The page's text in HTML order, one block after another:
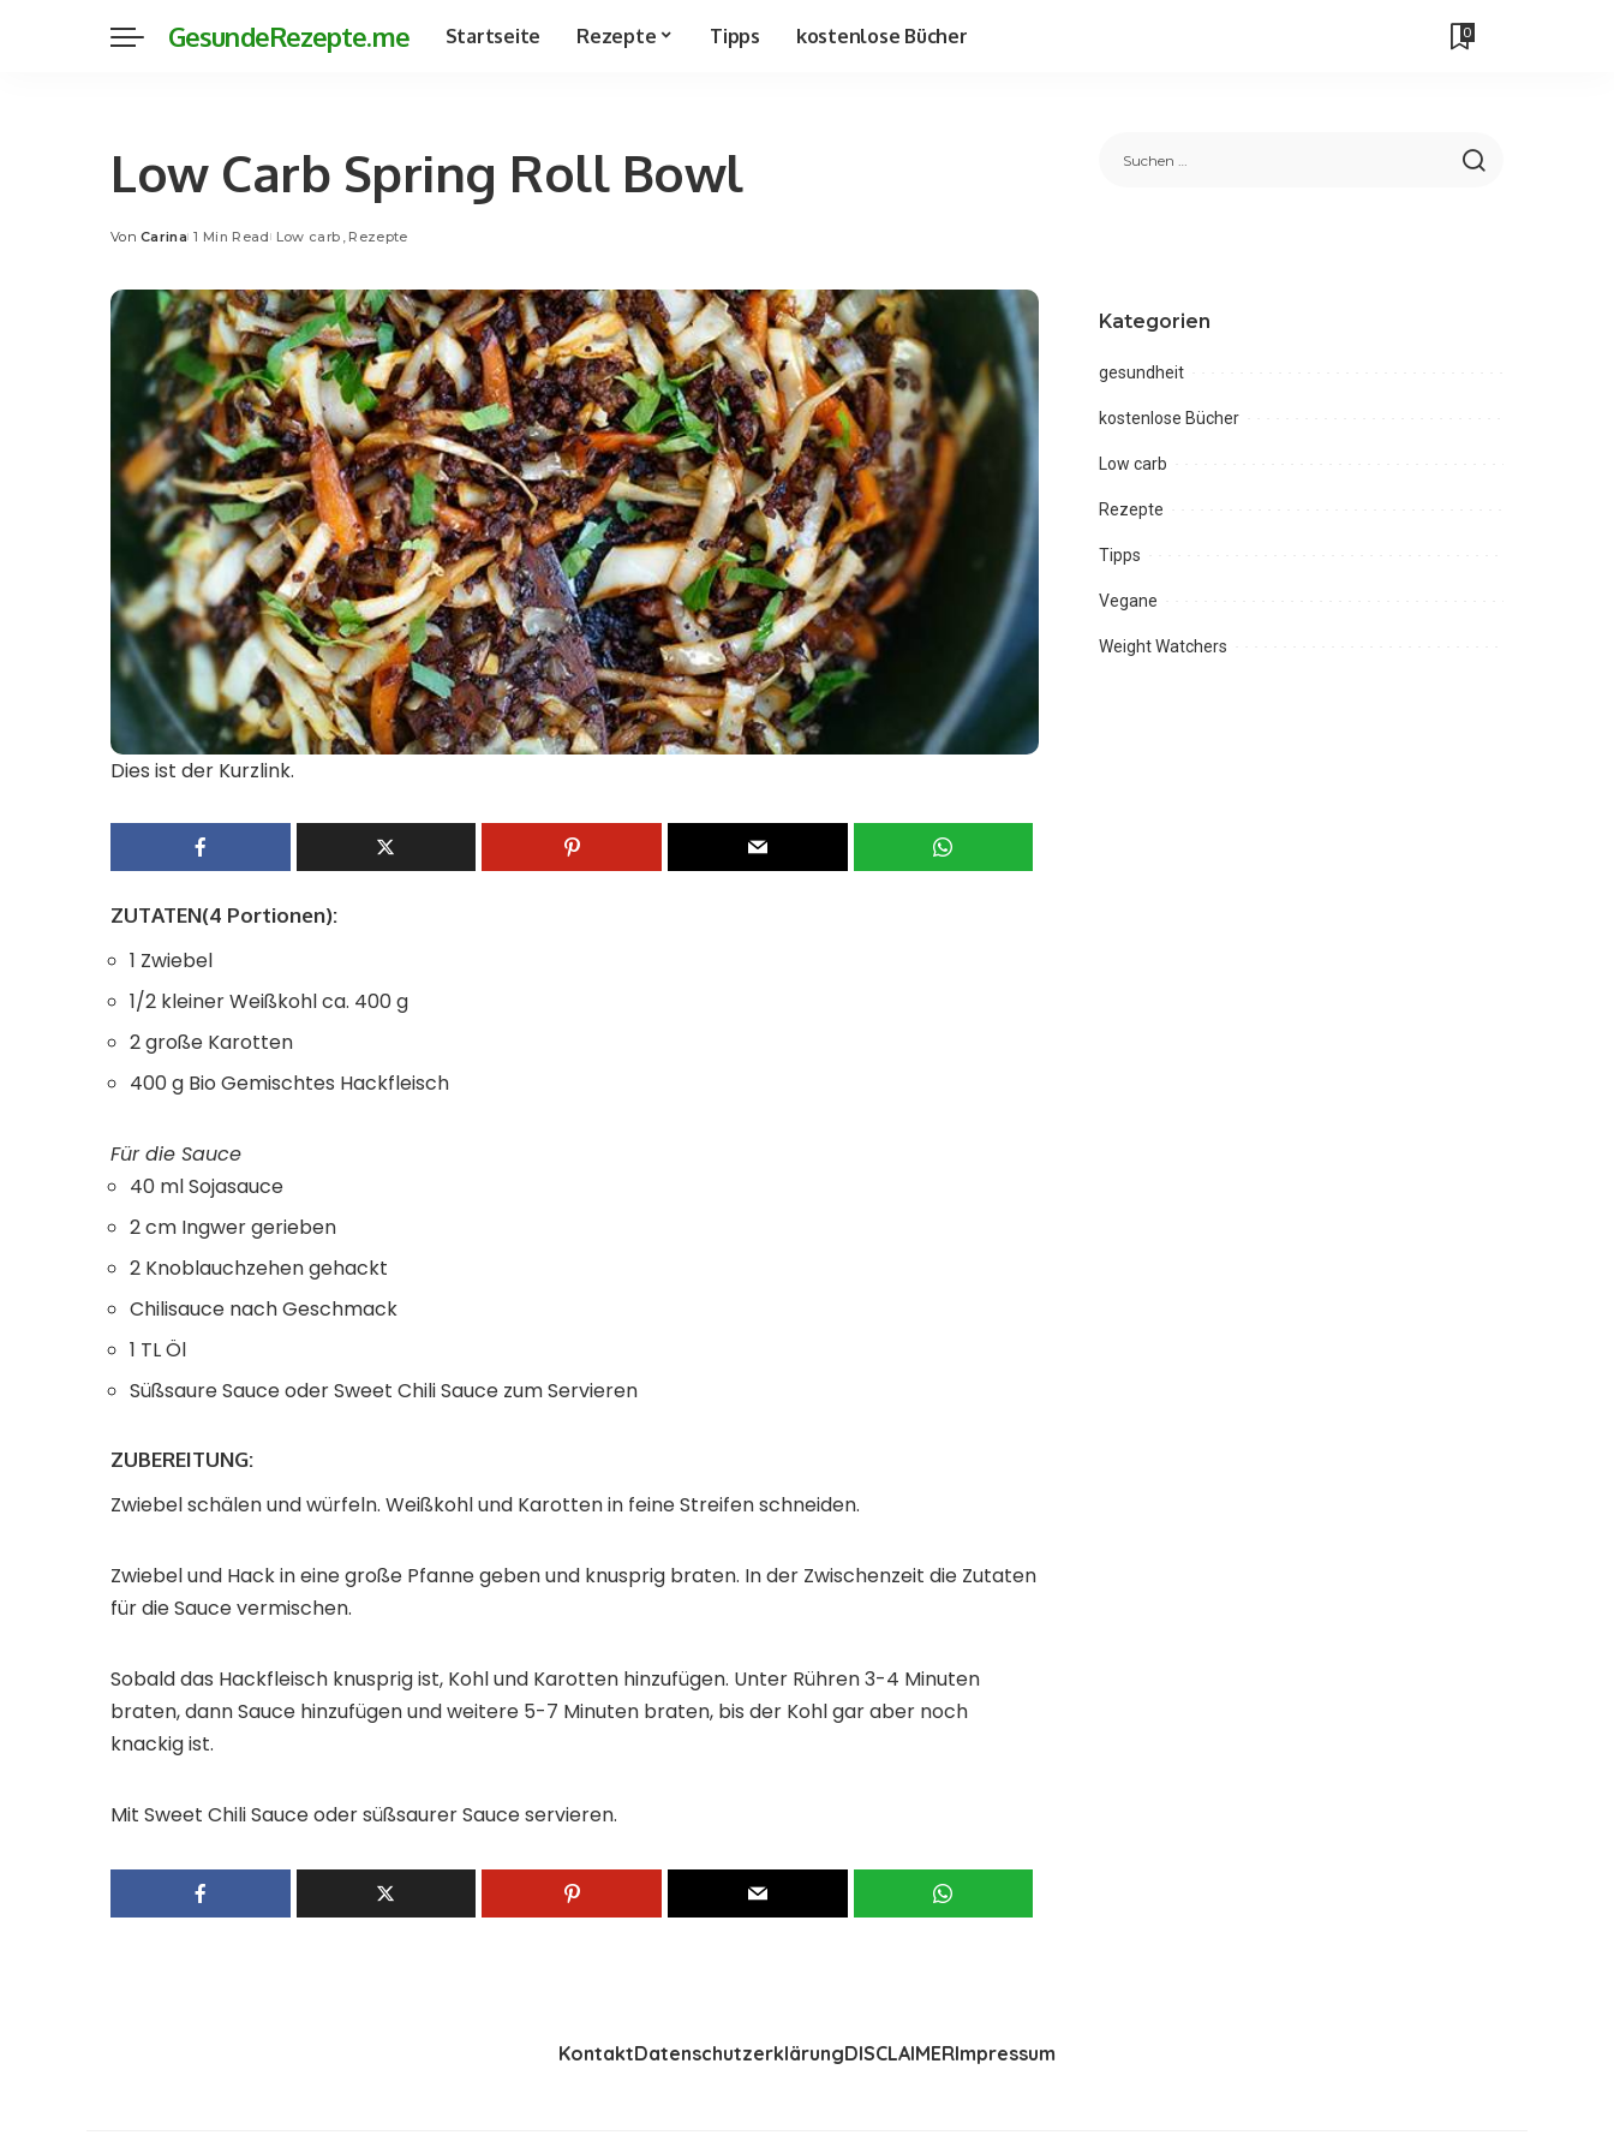
GesundeRezepte.me Startseite Rezepte Tipps kostenlose Bücher 0
Low Carb Spring Roll Bowl
Posted
Von Carina 1 Min Read Low carb Rezepte
Dies ist der Kurzlink.
ZUTATEN(4 Portionen):
1 Zwiebel
1/2 kleinerWeißkohlca. 400 g
2große Karotten
400g Bio Gemischtes Hackfleisch
Für die Sauce
40 mlSojasauce
2cm Ingwergerieben
2 Knoblauchzehengehackt
Chilisauce nach Geschmack
1 TLÖl
Süßsaure Sauce oder Sweet Chili Sauce zum Servieren
ZUBEREITUNG:
Zwiebel schälen und würfeln. Weißkohl und Karotten in feine Streifen schneiden.
Zwiebel und Hack in eine große Pfanne geben und knusprig braten. In der Zwischenzeit die Zutaten
für die Sauce vermischen.
Sobald das Hackfleisch knusprig ist, Kohl und Karotten hinzufügen. Unter Rühren 3-4 Minuten
braten, dann Sauce hinzufügen und weitere 5-7 Minuten braten, bis der Kohl gar aber noch
knackig ist.
Mit Sweet Chili Sauce oder süßsaurer Sauce servieren.
Kategorien
gesundheit
kostenlose Bücher
Low carb
Rezepte
Tipps
Vegane
Weight Watchers
KontaktDatenschutzerklärungDISCLAIMERImpressum